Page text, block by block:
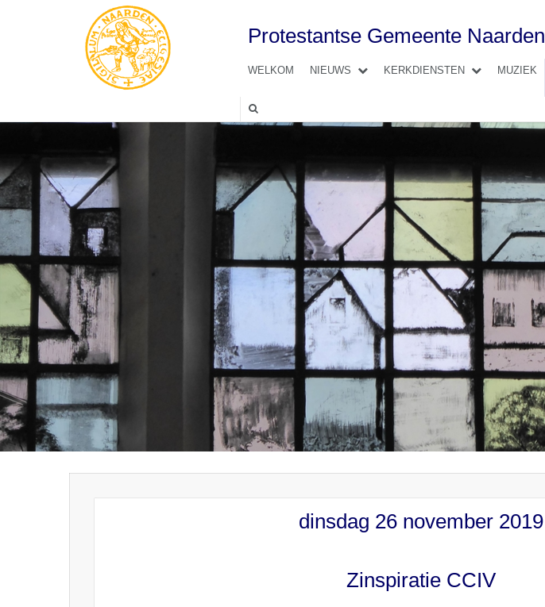
Protestantse Gemeente Naarden
WELKOM NIEUWS KERKDIENSTEN MUZIEK
dinsdag 26 november 2019
Zinspiratie CCIV